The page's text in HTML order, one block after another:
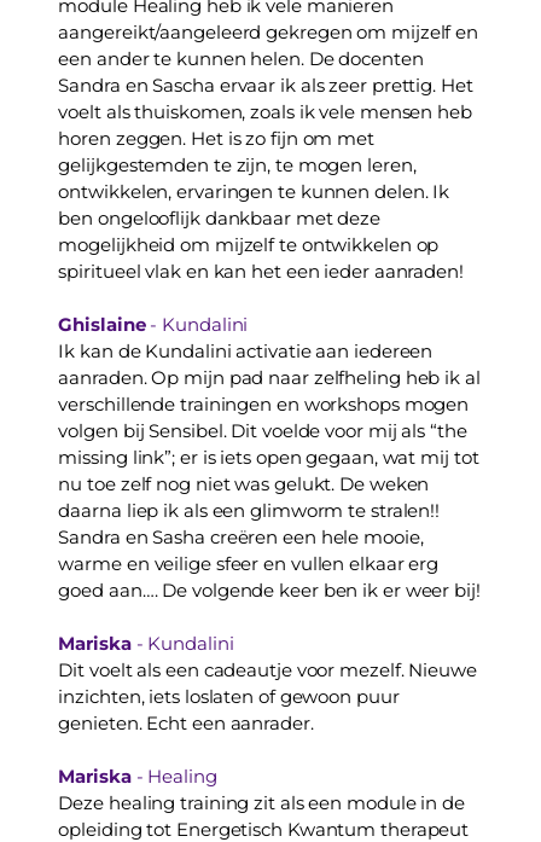
module Healing heb ik vele manieren
aangereikt/aangeleerd gekregen om mijzelf en
een ander te kunnen helen. De docenten
Sandra en Sascha ervaar ik als zeer prettig. Het
voelt als thuiskomen, zoals ik vele mensen heb
horen zeggen. Het is zo fijn om met
gelijkgestemden te zijn, te mogen leren,
ontwikkelen, ervaringen te kunnen delen. Ik
ben ongelooflijk dankbaar met deze
mogelijkheid om mijzelf te ontwikkelen op
spiritueel vlak en kan het een ieder aanraden!
Ghislaine - Kundalini
Ik kan de Kundalini activatie aan iedereen
aanraden. Op mijn pad naar zelfheling heb ik al
verschillende trainingen en workshops mogen
volgen bij Sensibel. Dit voelde voor mij als “the
missing link”; er is iets open gegaan, wat mij tot
nu toe zelf nog niet was gelukt. De weken
daarna liep ik als een glimworm te stralen!!
Sandra en Sasha creëren een hele mooie,
warme en veilige sfeer en vullen elkaar erg
goed aan…. De volgende keer ben ik er weer bij!
Mariska - Kundalini
Dit voelt als een cadeautje voor mezelf. Nieuwe
inzichten, iets loslaten of gewoon puur
genieten. Echt een aanrader.
Mariska - Healing
Deze healing training zit als een module in de
opleiding tot Energetisch Kwantum therapeut